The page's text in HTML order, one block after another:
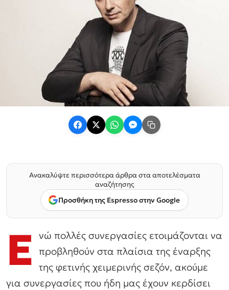
Ανακαλύψτε περισσότερα άρθρα στα αποτελέσματα
αναζήτησης
Προσθήκη της Espresso στην Google
Ε νώ πολλές συνεργασίες ετοιμάζονται να
προβληθούν στα πλαίσια της έναρξης
της φετινής χειμερινής σεζόν, ακούμε
για συνεργασίες που ήδη μας έχουν κερδίσει